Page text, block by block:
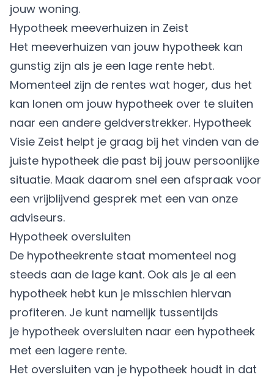
jouw woning.
Hypotheek meeverhuizen in Zeist
Het meeverhuizen van jouw hypotheek kan
gunstig zijn als je een lage rente hebt.
Momenteel zijn de rentes wat hoger, dus het
kan lonen om jouw hypotheek over te sluiten
naar een andere geldverstrekker. Hypotheek
Visie Zeist helpt je graag bij het vinden van de
juiste hypotheek die past bij jouw persoonlijke
situatie. Maak daarom snel een afspraak voor
een vrijblijvend gesprek met een van onze
adviseurs.
Hypotheek oversluiten
De hypotheekrente staat momenteel nog
steeds aan de lage kant. Ook als je al een
hypotheek hebt kun je misschien hiervan
profiteren. Je kunt namelijk tussentijds
je hypotheek oversluiten naar een hypotheek
met een lagere rente.
Het oversluiten van je hypotheek houdt in dat